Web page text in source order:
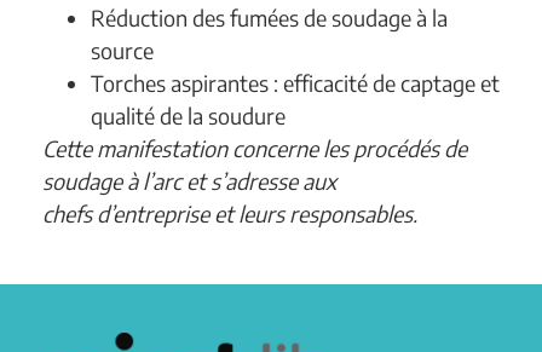
Réduction des fumées de soudage à la
source
Torches aspirantes : efficacité de captage et
qualité de la soudure
Cette manifestation concerne les procédés de
soudage à l’arc et s’adresse aux
chefs d’entreprise et leurs responsables.